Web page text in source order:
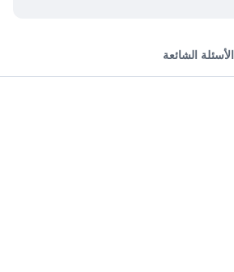
الأسئلة الشائعة